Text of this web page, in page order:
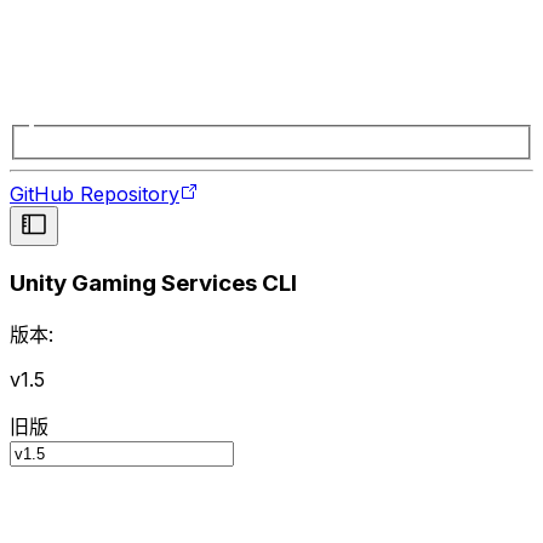
GitHub Repository
Unity Gaming Services CLI
版本:
v1.5
旧版